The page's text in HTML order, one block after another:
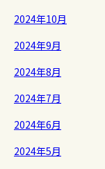
2024年10月
2024年9月
2024年8月
2024年7月
2024年6月
2024年5月